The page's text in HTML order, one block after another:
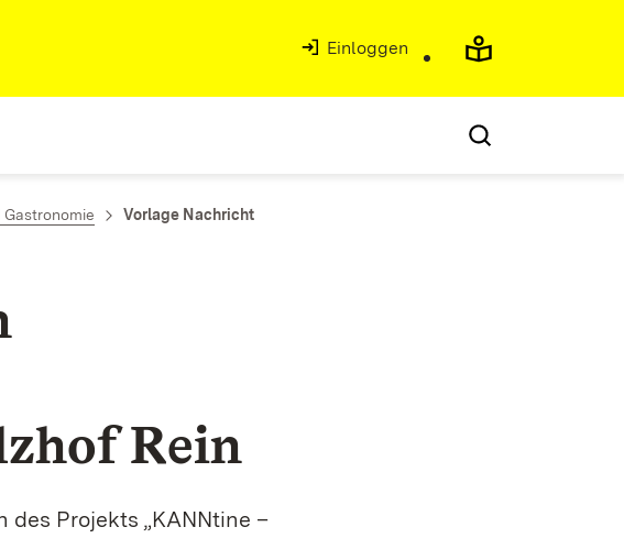
Einloggen
Vorlage Nachricht
Rein
Projekts „KANNtine –